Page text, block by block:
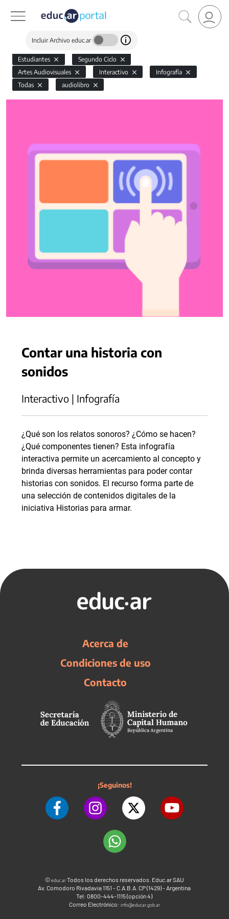
Incluir Archivo educ.ar
Estudiantes
Segundo Ciclo
Artes Audiovisuales
Interactivo
Infografía
Todas
audiolibro
Contar una historia con
sonidos
Interactivo | Infografía
¿Qué son los relatos sonoros? ¿Cómo se hacen?
¿Qué componentes tienen? Esta infografía
interactiva permite un acercamiento al concepto y
brinda diversas herramientas para poder contar
historias con sonidos. El recurso forma parte de
una selección de contenidos digitales de la
iniciativa Historias para armar.
Acerca de
Condiciones de uso
Contacto
¡Seguinos!
©educ.arTodos los derechos reservados. Educ.ar SAU
Av. Comodoro Rivadavia 1151 - C.A.B.A. CP (1429) - Argentina
Tel: 0800-444-1115 (opción 4)
Correo Electrónico: info@educar.gob.ar